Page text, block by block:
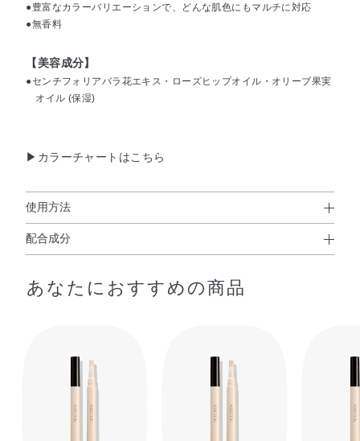
●豊富なカラーバリエーションで、どんな肌色にもマルチに対応
●無香料
【美容成分】
●センチフォリアバラ花エキス・ローズヒップオイル・オリーブ果実
オイル (保湿)
▶カラーチャートはこちら
使用方法
使用方法
配合成分
ン・ラウリルPEG－9ポリジメチルシロキシエチルジメチ
フォリアバラ花エキス・トコフェロール・PEG－9ポリジ
メチルシロキシエチルジメチコン・グリセリン・ジステア
ルジモニウムヘクトライト・ジフェニルシロキシフェニル
あなたにおすすめの商品